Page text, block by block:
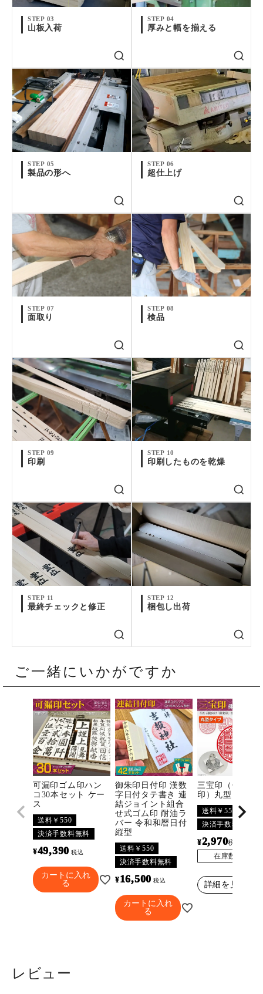
STEP 03
山板入荷
STEP 04
厚みと幅を揃える
STEP 05
製品の形へ
STEP 06
超仕上げ
STEP 07
面取り
STEP 08
検品
STEP 09
印刷
STEP 10
印刷したものを乾燥
STEP 11
最終チェックと修正
STEP 12
梱包し出荷
ご一緒にいかがですか
可漏印ゴム印ハン
コ30本セット ケー
ス
送料￥550
決済手数料無料
¥49,390 税込
カートに入れ
る
御朱印日付印 漢数
字日付タテ書き 連
結ジョイント組合
せ式ゴム印 耐油ラ
バー 令和和暦日付
縦型
送料￥550
決済手数料無料
¥16,500 税込
カートに入れ
る
三宝印（佛法僧
印）丸型
送料￥550
決済手数料無料
¥2,970税込
在庫数
詳細を見る
レビュー